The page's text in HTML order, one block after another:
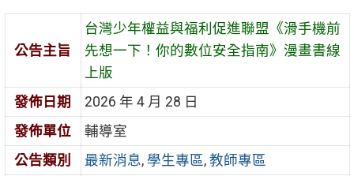
公告主旨
台灣少年權益與福利促進聯盟《滑手機前
先想一下！你的數位安全指南》漫畫書線
上版
發佈日期
2026 年 4 月 28 日
發佈單位
輔導室
公告類別
最新消息, 學生專區, 教師專區